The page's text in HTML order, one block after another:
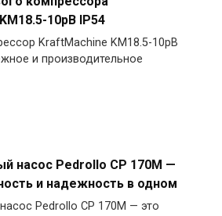
10рВ IP54
KraftMachine KM18.5-10рВ
и производительное
насос Pedrollo CP 170M —
и надежность в одном
Pedrollo CP 170M — это